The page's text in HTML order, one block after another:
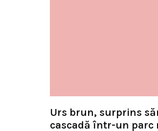
Urs brun, surprins
cascadă într-un parc